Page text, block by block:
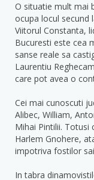
O situatie mult mai
ocupa locul secund
Viitorul Constanta,
Bucuresti este cea
sanse reale sa
Laurentiu
care pot avea o
Cei mai cunoscuti
Alibec, William,
Mihai Pintilii. Totusi
Harlem Gnohere,
impotriva fostilor
In tabra